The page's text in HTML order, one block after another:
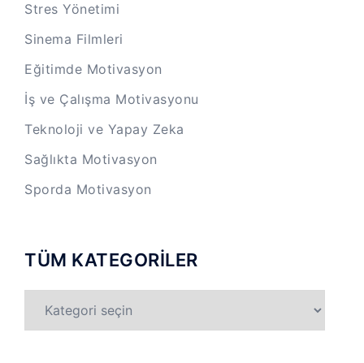
Stres Yönetimi
Sinema Filmleri
Eğitimde Motivasyon
İş ve Çalışma Motivasyonu
Teknoloji ve Yapay Zeka
Sağlıkta Motivasyon
Sporda Motivasyon
TÜM KATEGORİLER
KATEGORİLER